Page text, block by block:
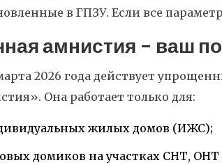
в ГПЗУ. Если все
амнистия - ваш
2026 года действует
Она работает только для:
жилых домов (ИЖС);
домиков на участках СНТ,